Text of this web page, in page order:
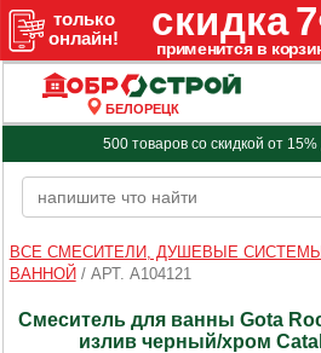
БЕЛОРЕЦК
500 товаров со скидкой от
ВСЕ СМЕСИТЕЛИ, ДУШЕВЫЕ СИСТЕМЫ
ВАННОЙ / АРТ. A104121
Смеситель для ванны Gota
излив черный/хром